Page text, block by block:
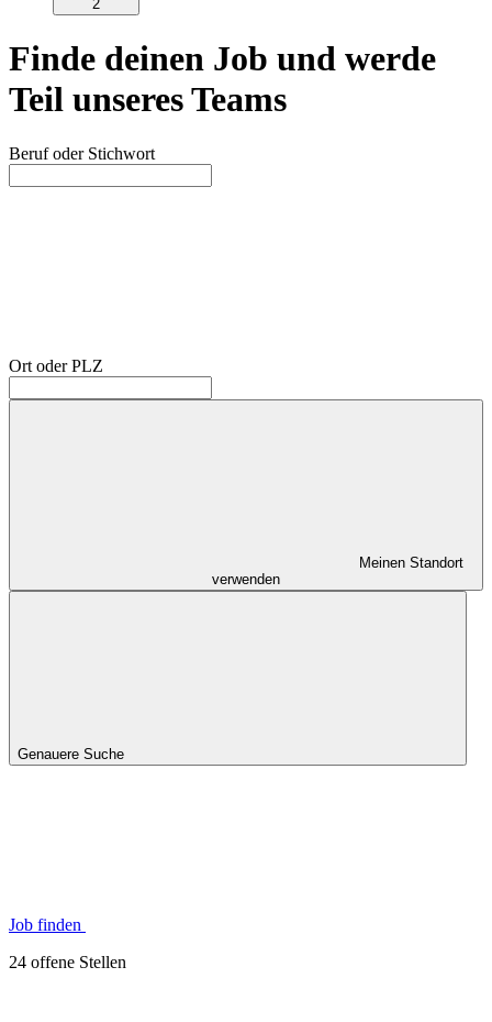
2
Finde deinen Job und werde
Teil unseres Teams
Beruf oder Stichwort
Ort oder PLZ
Meinen Standort
verwenden
Genauere Suche
Job finden
24 offene Stellen